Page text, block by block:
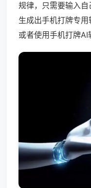
规律，只需要输入
生成出手机打牌专
或者使用手机打牌AI